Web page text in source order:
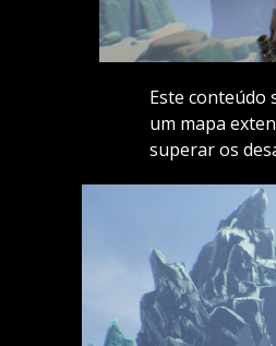
Este conteúdo
um mapa
superar os